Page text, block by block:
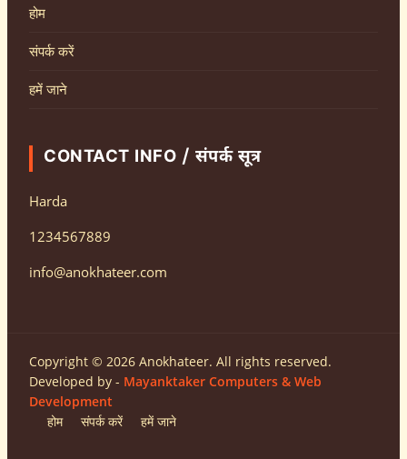
होम
संपर्क करें
हमें जाने
CONTACT INFO / संपर्क सूत्र
Harda
1234567889
info@anokhateer.com
Copyright © 2026 Anokhateer. All rights reserved.
Developed by - Mayanktaker Computers & Web
Development
होम
संपर्क करें हमें जाने